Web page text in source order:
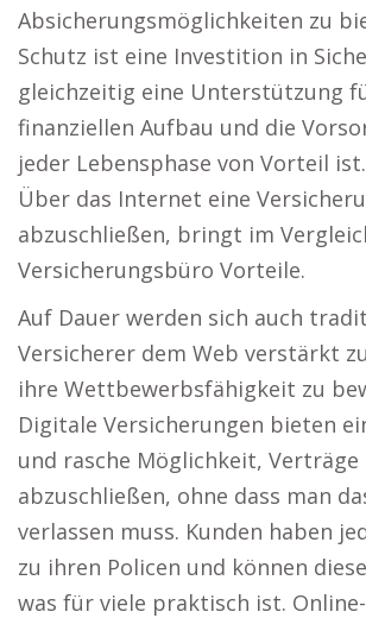
Absicherungsmöglichkeiten zu
Schutz ist eine Investition in
gleichzeitig eine Unterstützung
finanziellen Aufbau und die
jeder Lebensphase von Vorteil ist.
Über das Internet eine
abzuschließen, bringt im
Versicherungsbüro Vorteile.
Auf Dauer werden sich auch
Versicherer dem Web verstärkt
ihre Wettbewerbsfähigkeit zu
Digitale Versicherungen bieten
und rasche Möglichkeit, Verträge
abzuschließen, ohne dass man
verlassen muss. Kunden haben
zu ihren Policen und können
was für viele praktisch ist. Online-